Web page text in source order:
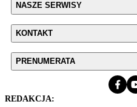
NASZE SERWISY
KONTAKT
PRENUMERATA
REDAKCJA: